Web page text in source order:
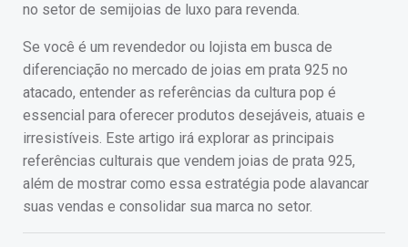
no setor de semijoias de luxo para revenda.
Se você é um revendedor ou lojista em busca de
diferenciação no mercado de joias em prata 925 no
atacado, entender as referências da cultura pop é
essencial para oferecer produtos desejáveis, atuais e
irresistíveis. Este artigo irá explorar as principais
referências culturais que vendem joias de prata 925,
além de mostrar como essa estratégia pode alavancar
suas vendas e consolidar sua marca no setor.